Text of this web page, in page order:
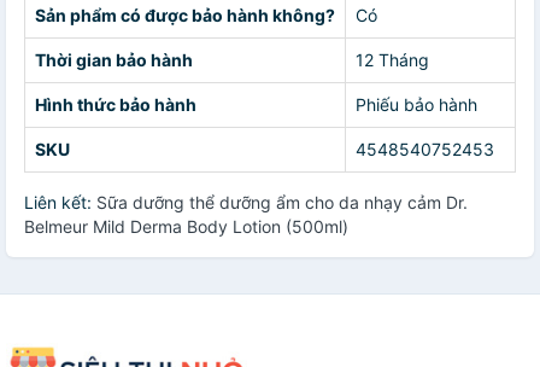
Sản phẩm có được bảo hành không? Có
Thời gian bảo hành 12 Tháng
Hình thức bảo hành Phiếu bảo hành
SKU 4548540752453
Liên kết: Sữa dưỡng thể dưỡng ẩm cho da nhạy cảm Dr.
Belmeur Mild Derma Body Lotion (500ml)